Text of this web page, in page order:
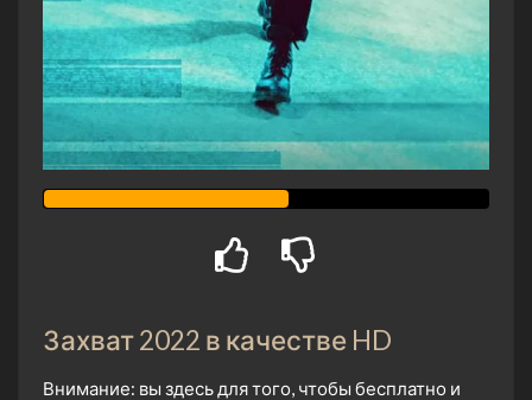
Захват 2022 в качестве HD
Внимание: вы здесь для того, чтобы бесплатно и